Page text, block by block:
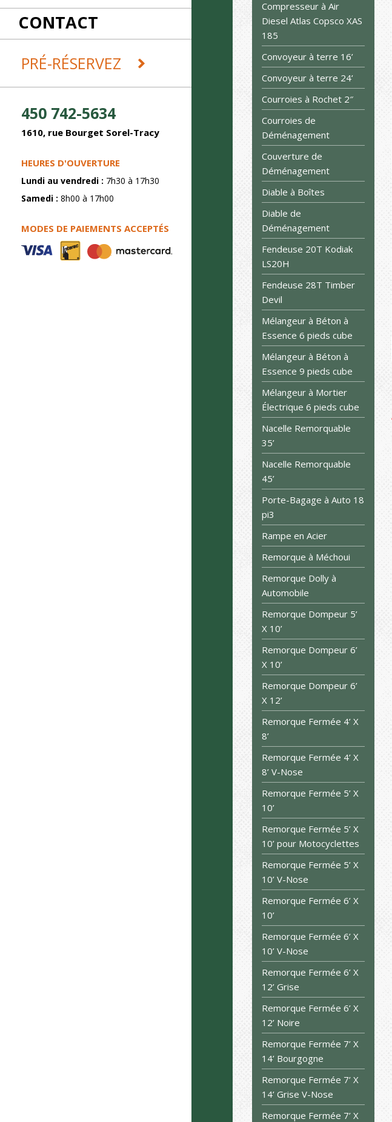
CONTACT
PRÉ-RÉSERVEZ
450 742-5634
1610, rue Bourget Sorel-Tracy
HEURES D'OUVERTURE
Lundi au vendredi : 7h30 à 17h30
Samedi : 8h00 à 17h00
MODES DE PAIEMENTS ACCEPTÉS
REMORQUES ET DÉMÉNAGEMENT
SABLAGE
Compresseur à Air
Diesel Atlas Copsco XAS
185
Convoyeur à terre 16’
Convoyeur à terre 24’
Courroies à Rochet 2″
Courroies de
Déménagement
Couverture de
Déménagement
Diable à Boîtes
Diable de
Déménagement
Fendeuse 20T Kodiak
LS20H
Fendeuse 28T Timber
Devil
Mélangeur à Béton à
Essence 6 pieds cube
Mélangeur à Béton à
Essence 9 pieds cube
Mélangeur à Mortier
Électrique 6 pieds cube
Nacelle Remorquable
35’
Nacelle Remorquable
45’
Porte-Bagage à Auto 18
pi3
Rampe en Acier
Remorque à Méchoui
Remorque Dolly à
Automobile
Remorque Dompeur 5’
X 10’
Remorque Dompeur 6’
X 10’
Remorque Dompeur 6’
X 12’
Remorque Fermée 4’ X
8’
Remorque Fermée 4’ X
8’ V-Nose
Remorque Fermée 5’ X
10’
Remorque Fermée 5’ X
10’ pour Motocyclettes
Remorque Fermée 5’ X
10’ V-Nose
Remorque Fermée 6’ X
10’
Remorque Fermée 6’ X
10’ V-Nose
Remorque Fermée 6’ X
12’ Grise
Remorque Fermée 6’ X
12’ Noire
Remorque Fermée 7’ X
14’ Bourgogne
Remorque Fermée 7’ X
14’ Grise V-Nose
Remorque Fermée 7’ X